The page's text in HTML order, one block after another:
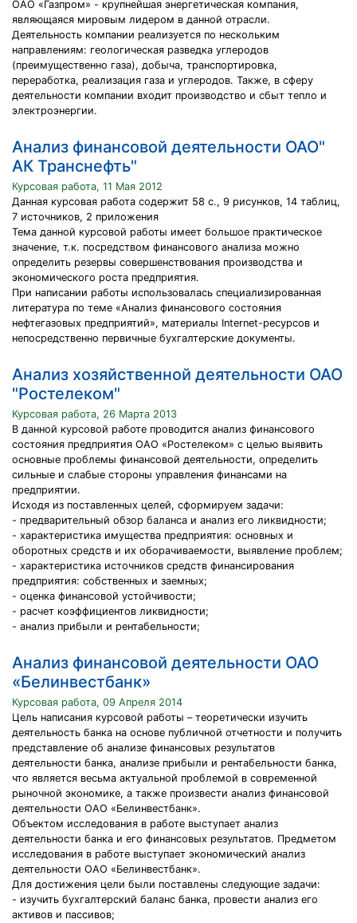
ОАО «Газпром» - крупнейшая энергетическая компания,
являющаяся мировым лидером в данной отрасли.
Деятельность компании реализуется по нескольким
направлениям: геологическая разведка углеродов
(преимущественно газа), добыча, транспортировка,
переработка, реализация газа и углеродов. Также, в сферу
деятельности компании входит производство и сбыт тепло и
электроэнергии.
Анализ финансовой деятельности ОАО"
АК Транснефть"
Курсовая работа, 11 Мая 2012
Данная курсовая работа содержит 58 с., 9 рисунков, 14 таблиц,
7 источников, 2 приложения
Тема данной курсовой работы имеет большое практическое
значение, т.к. посредством финансового анализа можно
определить резервы совершенствования производства и
экономического роста предприятия.
При написании работы использовалась специализированная
литература по теме «Анализ финансового состояния
нефтегазовых предприятий», материалы Internet-ресурсов и
непосредственно первичные бухгалтерские документы.
Анализ хозяйственной деятельности ОАО
"Ростелеком"
Курсовая работа, 26 Марта 2013
В данной курсовой работе проводится анализ финансового
состояния предприятия ОАО «Ростелеком» с целью выявить
основные проблемы финансовой деятельности, определить
сильные и слабые стороны управления финансами на
предприятии.
Исходя из поставленных целей, сформируем задачи:
- предварительный обзор баланса и анализ его ликвидности;
- характеристика имущества предприятия: основных и
оборотных средств и их оборачиваемости, выявление проблем;
- характеристика источников средств финансирования
предприятия: собственных и заемных;
- оценка финансовой устойчивости;
- расчет коэффициентов ликвидности;
- анализ прибыли и рентабельности;
Анализ финансовой деятельности ОАО
«Белинвестбанк»
Курсовая работа, 09 Апреля 2014
Цель написания курсовой работы – теоретически изучить
деятельность банка на основе публичной отчетности и получить
представление об анализе финансовых результатов
деятельности банка, анализе прибыли и рентабельности банка,
что является весьма актуальной проблемой в современной
рыночной экономике, а также произвести анализ финансовой
деятельности ОАО «Белинвестбанк».
Объектом исследования в работе выступает анализ
деятельности банка и его финансовых результатов. Предметом
исследования в работе выступает экономический анализ
деятельности ОАО «Белинвестбанк».
Для достижения цели были поставлены следующие задачи:
- изучить бухгалтерский баланс банка, провести анализ его
активов и пассивов;